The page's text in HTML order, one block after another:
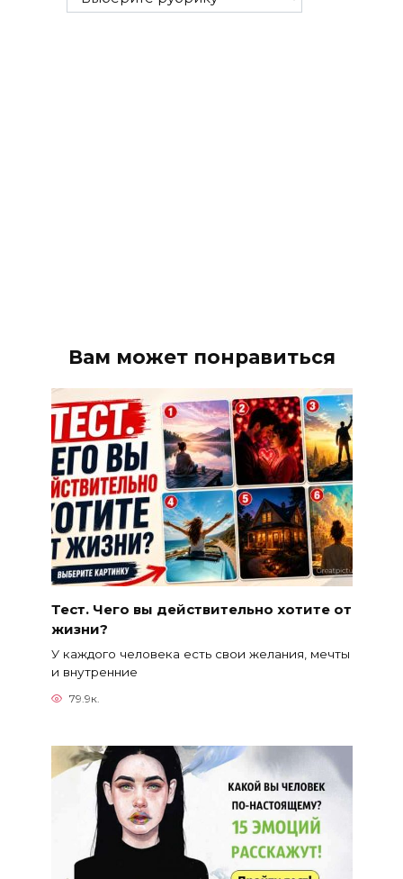
рубрики
Вам может понравиться
Тест. Чего вы действительно хотите от
жизни?
У каждого человека есть свои желания, мечты
и внутренние
79.9к.